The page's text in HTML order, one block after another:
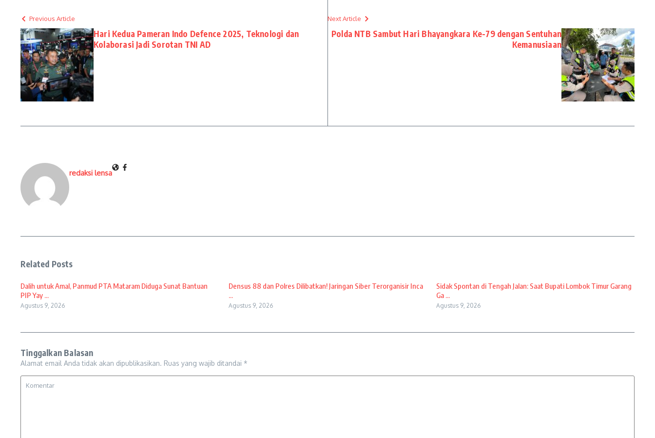
Previous Article
Hari Kedua Pameran Indo Defence 2025, Teknologi dan
Kolaborasi Jadi Sorotan TNI AD
Next Article
Polda NTB Sambut Hari Bhayangkara Ke-79 dengan Sentuhan
Kemanusiaan
redaksi lensa
Related Posts
Dalih untuk Amal, Panmud PTA Mataram Diduga Sunat Bantuan
PIP Yay ...
Agustus 9, 2026
Densus 88 dan Polres Dilibatkan! Jaringan Siber Terorganisir Inca
...
Agustus 9, 2026
Sidak Spontan di Tengah Jalan: Saat Bupati Lombok Timur Garang
Ga ...
Agustus 9, 2026
Tinggalkan Balasan
Alamat email Anda tidak akan dipublikasikan. Ruas yang wajib ditandai *